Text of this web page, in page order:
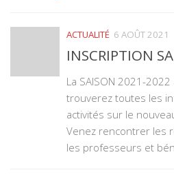
ACTUALITÉ 6 AOÛT 2021
INSCRIPTION
La SAISON 2021-
trouverez toutes les
activités sur le
Venez rencontrer les
les professeurs et